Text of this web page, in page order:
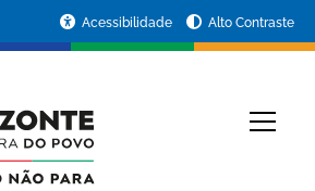
Acessibilidade Alto Contraste